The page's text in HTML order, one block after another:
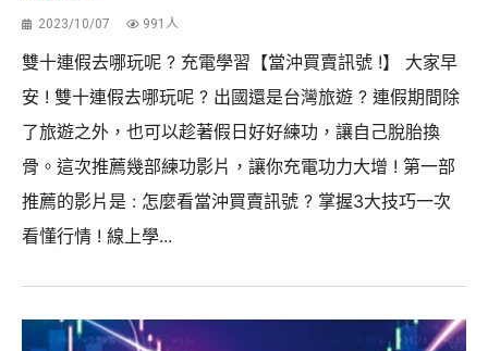
2023/10/07 991人
雙十連假去哪玩呢 ? 充電學習【當沖買賣訊號 !】 大家早
安 ! 雙十連假去哪玩呢 ? 出國還是台灣旅遊 ? 連假期間除
了旅遊之外，也可以趁著假日好好練功，讓自己脫胎換
骨。這次推薦幾部練功影片，讓你充電功力大增 ! 第一部
推薦的影片是 : 怎麼看當沖買賣訊號 ? 掌握3大技巧一次
看懂行情 ! 線上學...